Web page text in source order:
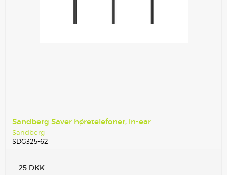
Sandberg Saver høretelefoner, in-ear
Sandberg
SDG325-62
25 DKK